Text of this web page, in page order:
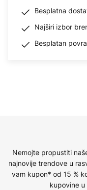
Besplatna
Najširi izbor
Besplatan
Nemojte propustiti
najnovije trendove u
vam kupon* od 15 %
kupovine